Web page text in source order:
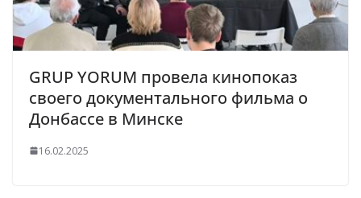
GRUP YORUM провела кинопоказ
своего документального фильма о
Донбассе в Минске
16.02.2025